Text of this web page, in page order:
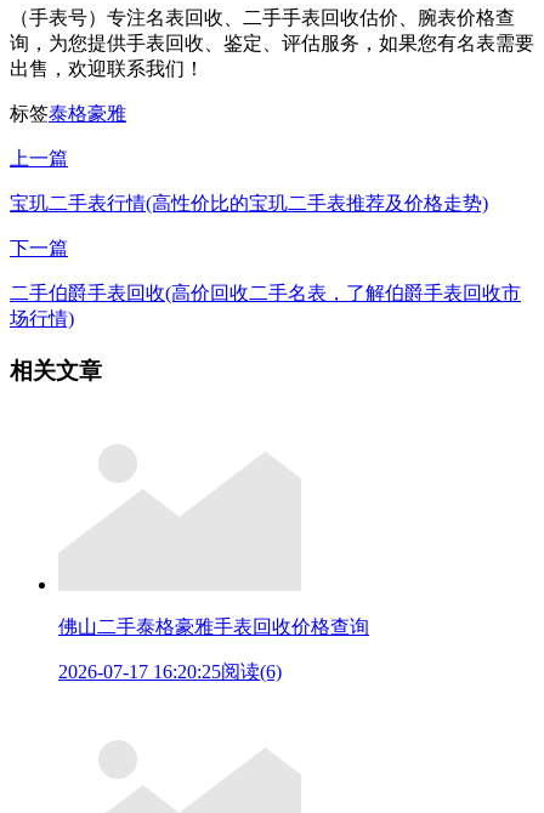
（手表号）专注名表回收、二手手表回收估价、腕表价格查
询，为您提供手表回收、鉴定、评估服务，如果您有名表需要
出售，欢迎联系我们！
标签泰格豪雅
上一篇
宝玑二手表行情(高性价比的宝玑二手表推荐及价格走势)
下一篇
二手伯爵手表回收(高价回收二手名表，了解伯爵手表回收市
场行情)
相关文章
佛山二手泰格豪雅手表回收价格查询
2026-07-17 16:20:25阅读(6)